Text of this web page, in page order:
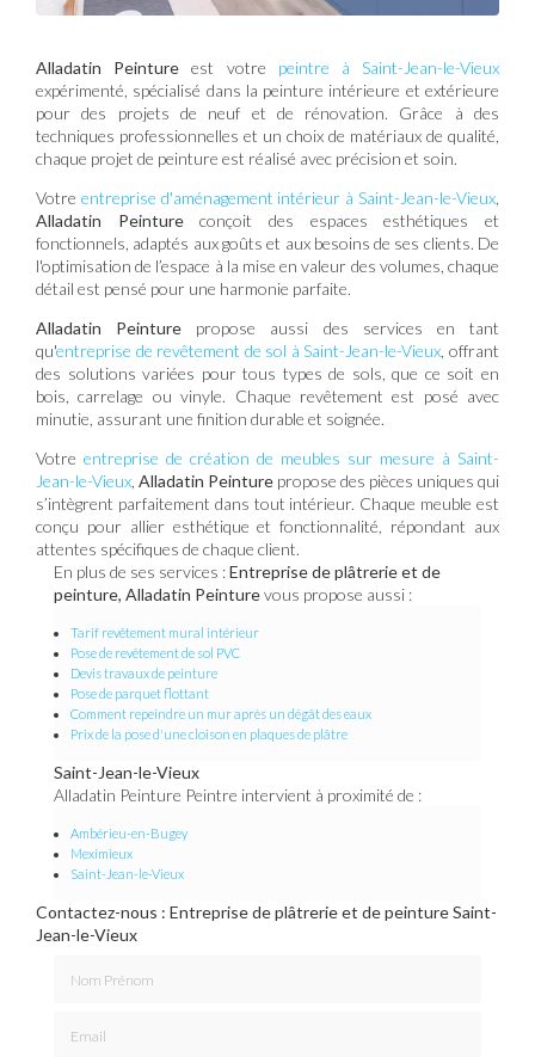
Alladatin Peinture est votre peintre à Saint-Jean-le-Vieux
expérimenté, spécialisé dans la peinture intérieure et extérieure
pour des projets de neuf et de rénovation. Grâce à des
techniques professionnelles et un choix de matériaux de qualité,
chaque projet de peinture est réalisé avec précision et soin.
Votre entreprise d'aménagement intérieur à Saint-Jean-le-Vieux
Alladatin Peintureconçoit des espaces esthétiques et
fonctionnels, adaptés aux goûts et aux besoins de ses clients. De
l'optimisation de l’espace à la mise en valeur des volumes, chaque
détail est pensé pour une harmonie parfaite.
Alladatin Peinture propose aussi des services en tant
qu'entreprise de revêtement de sol à Saint-Jean-le-Vieux , offrant
des solutions variées pour tous types de sols, que ce soit en
bois, carrelage ou vinyle. Chaque revêtement est posé avec
minutie, assurant une finition durable et soignée.
Votre entreprise de création de meubles sur mesure à Saint-
Jean-le-Vieux Alladatin Peinture propose des pièces uniques qui
s’intègrent parfaitement dans tout intérieur. Chaque meuble est
conçu pour allier esthétique et fonctionnalité, répondant aux
attentes spécifiques de chaque client.
En plus de ses services :Entreprise de plâtrerie et de
peinture, Alladatin Peinturevous propose aussi :
Tarif revêtement mural intérieur
Pose de revêtement de sol PVC
Devis travaux de peinture
Pose de parquet flottant
Comment repeindre un mur après un dégât des eaux
Prix de la pose d'une cloison en plaques de plâtre
Saint-Jean-le-Vieux
Alladatin Peinture Peintre intervient à proximité de :
Ambérieu-en-Bugey
Meximieux
Saint-Jean-le-Vieux
Contactez-nous : Entreprise de plâtrerie et de peinture Saint-
Jean-le-Vieux